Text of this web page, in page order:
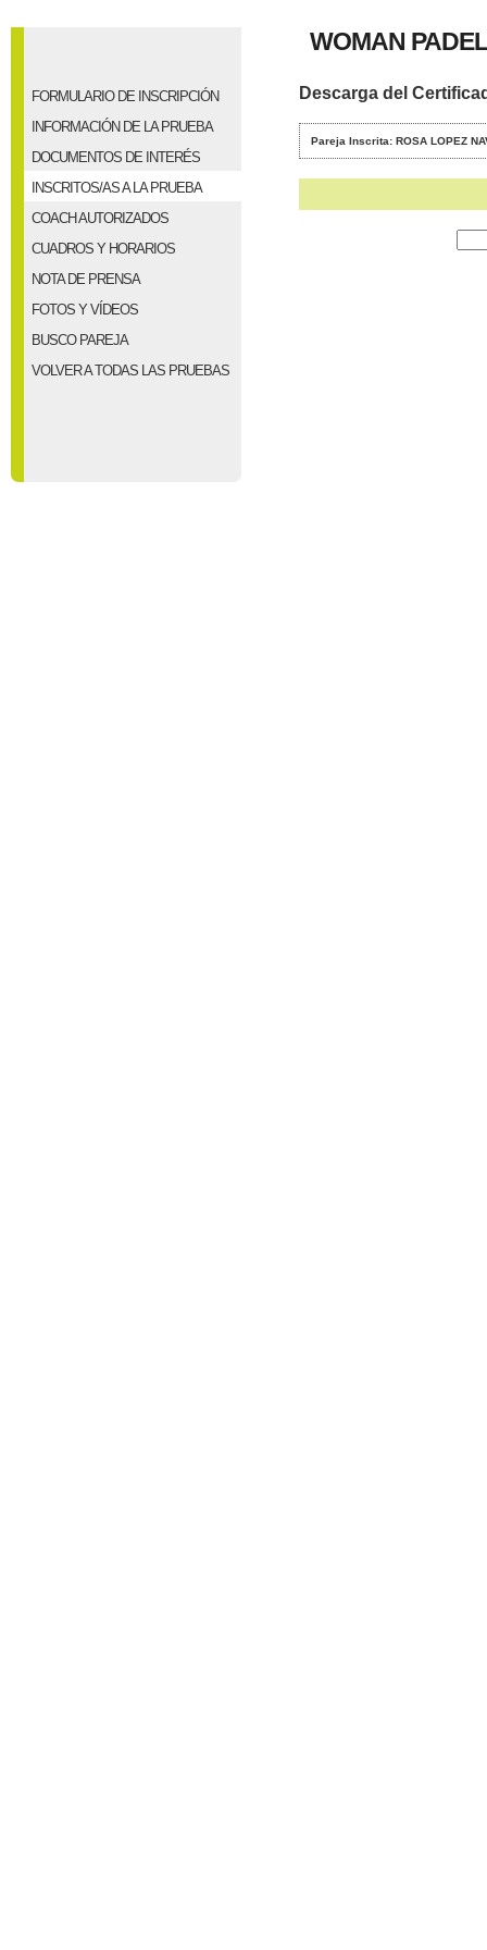
FORMULARIO DE INSCRIPCIÓN
INFORMACIÓN DE LA PRUEBA
DOCUMENTOS DE INTERÉS
INSCRITOS/AS A LA PRUEBA
COACH AUTORIZADOS
CUADROS Y HORARIOS
NOTA DE PRENSA
FOTOS Y VÍDEOS
BUSCO PAREJA
VOLVER A TODAS LAS PRUEBAS
WOMAN
Descarga del
Pareja Inscrita: ROSA LOPEZ